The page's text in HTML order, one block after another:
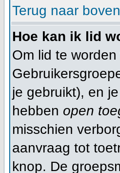
Terug naar boven
Hoe kan ik lid
Om lid te
je gebruikt), en
hebben open
misschien
aanvraag tot
knop. De